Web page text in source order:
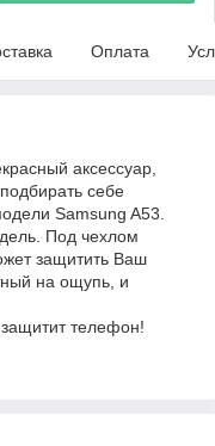
Оплата
аксессуар,
себе
Samsung A53.
Под чехлом
защитить Ваш
на ощупь, и
телефон!